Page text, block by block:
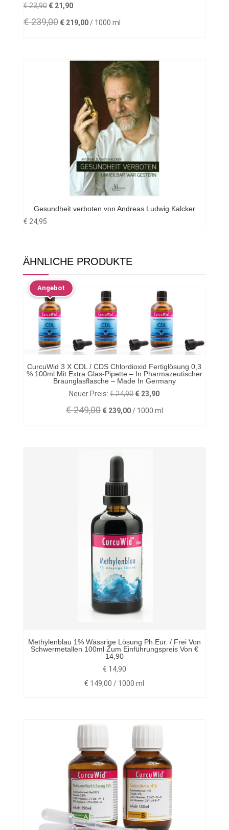
€23,90 Ursprünglicher
Preis
€21,90Aktueller
ist:
€239,00 €219,00/ 1000 ml
Gesundheit verboten von Andreas Ludwig Kalcker
€ 24,95
ÄHNLICHE PRODUKTE
Angebot
CurcuWid 3 X CDL / CDS Chlordioxid Fertiglösung 0,3
% 100ml Mit Extra Glas-Pipette – In Pharmazeutischer
Braunglasflasche – Made In Germany
Neuer Preis: €24,90 Ursprünglicher
€ 23,90Aktueller
€249,00 €239,00/ 1000 ml
Methylenblau 1% Wässrige Lösung Ph.eur. / Frei Von
Schwermetallen 100ml Zum Einführungspreis Von €
14,90
€ 14,90
€ 149,00 / 1000 ml